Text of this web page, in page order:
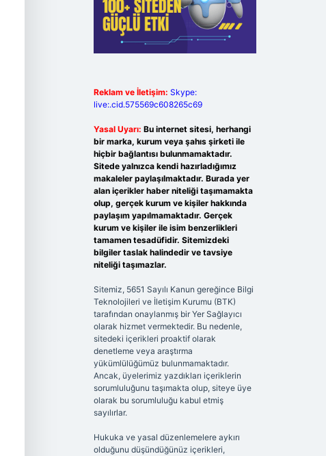
Reklam ve İletişim: Skype:
live:.cid.575569c608265c69
Yasal Uyarı: Bu internet sitesi, herhangi
bir marka, kurum veya şahıs şirketi ile
hiçbir bağlantısı bulunmamaktadır.
Sitede yalnızca kendi hazırladığımız
makaleler paylaşılmaktadır. Burada yer
alan içerikler haber niteliği taşımamakta
olup, gerçek kurum ve kişiler hakkında
paylaşım yapılmamaktadır. Gerçek
kurum ve kişiler ile isim benzerlikleri
tamamen tesadüfidir. Sitemizdeki
bilgiler taslak halindedir ve tavsiye
niteliği taşımazlar.
Sitemiz, 5651 Sayılı Kanun gereğince Bilgi
Teknolojileri ve İletişim Kurumu (BTK)
tarafından onaylanmış bir Yer Sağlayıcı
olarak hizmet vermektedir. Bu nedenle,
sitedeki içerikleri proaktif olarak
denetleme veya araştırma
yükümlülüğümüz bulunmamaktadır.
Ancak, üyelerimiz yazdıkları içeriklerin
sorumluluğunu taşımakta olup, siteye üye
olarak bu sorumluluğu kabul etmiş
sayılırlar.
Hukuka ve yasal düzenlemelere aykırı
olduğunu düşündüğünüz içerikleri,